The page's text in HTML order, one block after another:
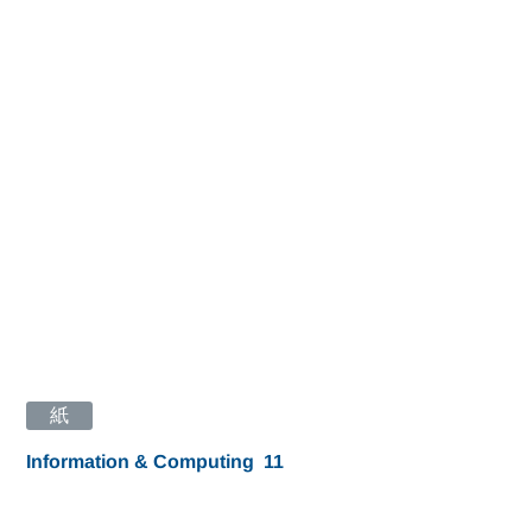
紙
Information & Computing 11